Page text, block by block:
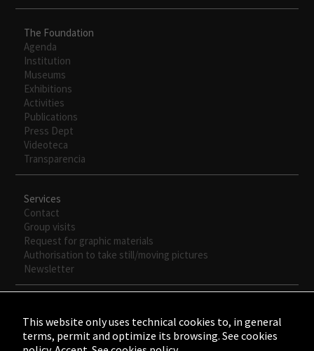
The Foundation
Agenda
Institution
Museums
Exhibitions
Activities
Publications
Press Dept
Videoteca
Transparencia
Services
Contact
Group visits
Request for graphic materials
Authorisation to take still/moving pictures
Newsletter
This website only uses technical cookies to, in general
terms, permit and optimize its browsing. See cookies